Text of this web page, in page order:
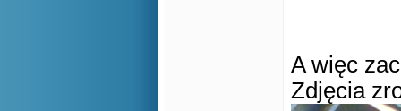
A więc
Zdjęcia